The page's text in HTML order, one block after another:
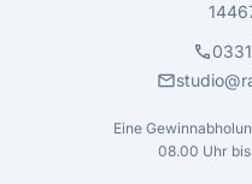
call
mail
Eine
08.00 Uhr